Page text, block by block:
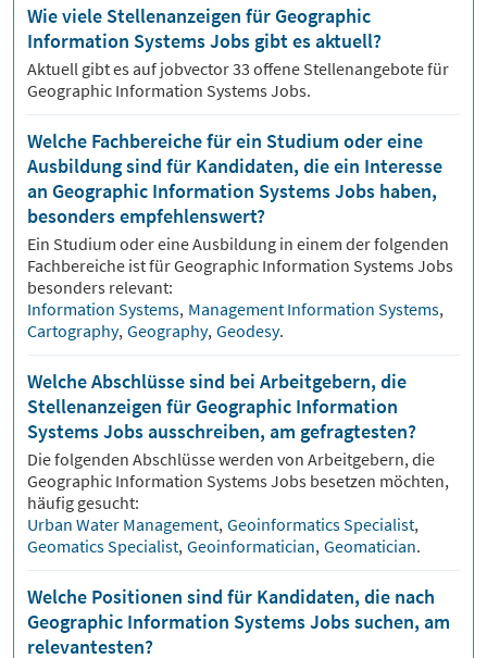
Wie viele Stellenanzeigen für Geographic
Information Systems Jobs gibt es aktuell?
Aktuell gibt es auf jobvector33 offene Stellenangebote für
Geographic Information Systems Jobs.
Welche Fachbereiche für ein Studium oder eine
Ausbildung sind für Kandidaten, die ein Interesse
an Geographic Information Systems Jobs haben,
besonders empfehlenswert?
Ein Studium oder eine Ausbildung in einem der folgenden
Fachbereiche ist fürGeographic Information SystemsJobs
besonders relevant:
Information Systems, Management Information Systems,
Cartography, Geography, Geodesy.
Welche Abschlüsse sind bei Arbeitgebern, die
Stellenanzeigen für Geographic Information
Systems Jobs ausschreiben, am gefragtesten?
Die folgenden Abschlüsse werden von Arbeitgebern, die
Geographic Information SystemsJobs besetzen möchten,
häufig gesucht:
Urban Water Management, Geoinformatics Specialist,
Geomatics Specialist, Geoinformatician, Geomatician.
Welche Positionen sind für Kandidaten, die nach
Geographic Information Systems Jobs suchen, am
relevantesten?